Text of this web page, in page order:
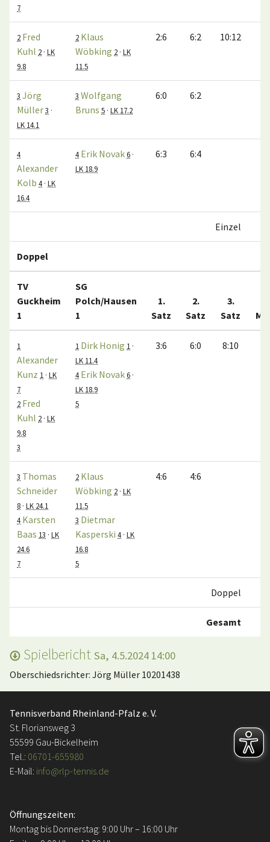
7
2 Fred
Kuhl 2 · LK
9.8
2 Klaus
Wöbking 2 · LK
11.5
2:6 6:2 10:12
3 Jörg
Müller3 ·
LK 14.1
3 Wolfgang
Bruns 5 · LK 17.2
6:0 6:2
4
Alexander
Kolb 4 · LK
16.4
4 Erik Novak6 ·
LK 18.9
6:3 6:4
Einzel
Doppel
TV
Guckheim
1
SG
Polch/Hausen
1
1.
Satz
2.
Satz
3.
Satz
1
Alexander
Kunz 1 · LK
7
2 Fred
Kuhl 2 · LK
9.8
3
1 Dirk Honig 1 ·
LK 11.4
4 Erik Novak6 ·
LK 18.9
5
3:6 6:0 8:10
3 Thomas
Schneider
8 · LK 24.1
4 Karsten
Baas 13 · LK
24.6
7
2 Klaus
Wöbking 2 · LK
11.5
3 Dietmar
Kasperski 4 · LK
16.8
5
4:6 4:6
Doppel
Gesamt
Spielbericht Sa, 4.5.2024 14:00
Oberschiedsrichter: Jörg Müller 10201438
Tennisverband Rheinland-Pfalz e. V.
St. Floriansweg 3
55599 Gau-Bickelheim
Tel.: 06701-655980
E-Mail: info@rlp-tennis.de
Öffnungszeiten:
Montag bis Donnerstag: 9:00 Uhr – 16:00 Uhr